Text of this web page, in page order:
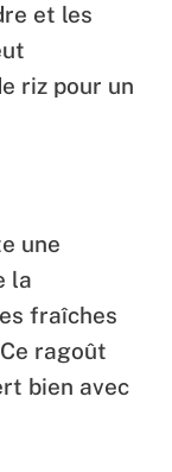
et les
riz pour un
une
la
fraîches
ragoût
bien avec